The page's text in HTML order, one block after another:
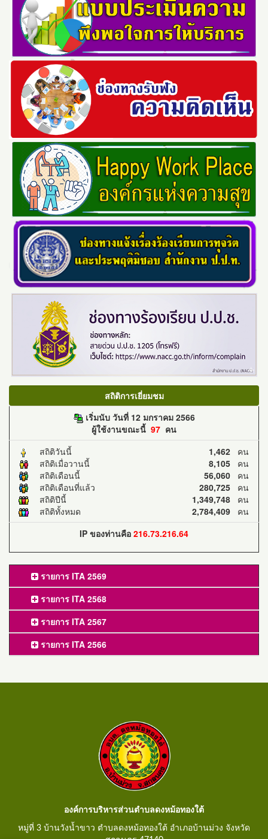
สถิติการเยี่ยมชม
เริ่มนับ วันที่ 12 มกราคม 2566
ผู้ใช้งานขณะนี้ 97 คน
สถิติวันนี้
1,462 คน
สถิติเมื่อวานนี้
8,105 คน
สถิติเดือนนี้
56,060 คน
สถิติเดือนที่แล้ว
280,725 คน
สถิติปีนี้
1,349,748 คน
สถิติทั้งหมด
2,784,409 คน
IP ของท่านคือ 216.73.216.64
รายการ ITA 2569
รายการ ITA 2568
รายการ ITA 2567
รายการ ITA 2566
องค์การบริหารส่วนตำบลดงหม้อทองใต้
หมู่ที่ 3 บ้านวังน้ำขาว ตำบลดงหม้อทองใต้ อำเภอบ้านม่วง จังหวัด